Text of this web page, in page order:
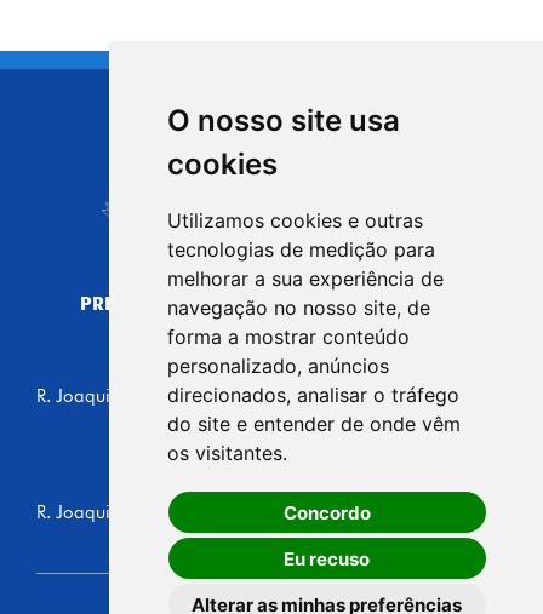
O nosso site usa
cookies
Utilizamos cookies e outras
tecnologias de medição para
melhorar a sua experiência de
navegação no nosso site, de
forma a mostrar conteúdo
personalizado, anúncios
direcionados, analisar o tráfego
do site e entender de onde vêm
os visitantes.
Concordo
Eu recuso
Alterar as minhas preferências
CIDADE DE
Carapicuíba
PREFEITURA MUNICIPAL DE CARAPICUÍBA
CNPJ: 44.892.693/0001-40
CENTRO ADMINISTRATIVO
R. Joaquim das Neves, 211 - Vila Caldas, Carapicuíba/SP
CEP: 06310-030, Brasil
Telefone: 4164-5500
GABINETE DO PREFEITO
R. Joaquim das Neves, 205 - Vila Caldas, Carapicuíba/SP
CEP: 06310-030, Brasil